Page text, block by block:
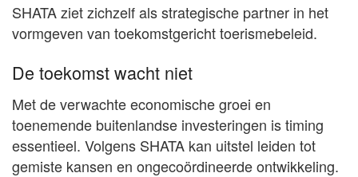
SHATA ziet zichzelf als strategische partner in het
vormgeven van toekomstgericht toerismebeleid.
De toekomst wacht niet
Met de verwachte economische groei en
toenemende buitenlandse investeringen is timing
essentieel. Volgens SHATA kan uitstel leiden tot
gemiste kansen en ongecoördineerde ontwikkeling.